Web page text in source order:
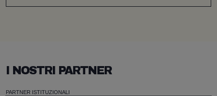
I NOSTRI PARTNER
PARTNER ISTITUZIONALI